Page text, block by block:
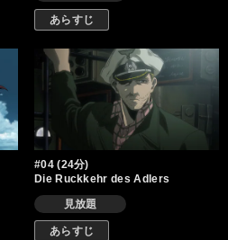
あらすじ
#04 (24分)
Die Ruckkehr des Adlers
見放題
あらすじ